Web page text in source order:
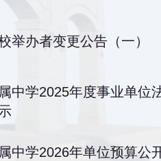
举办者变更公告（一）
中学2025年度事业单位
中学2026年单位预算公